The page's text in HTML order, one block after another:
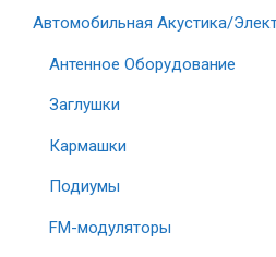
Автомобильная Акустика/
Антенное Оборудование
Заглушки
Кармашки
Подиумы
FM-модуляторы